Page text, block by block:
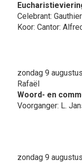
Celebrant:
Koor: Cantor:
zondag 9
Rafaël
Woord- en
Voorganger: L.
zondag 9